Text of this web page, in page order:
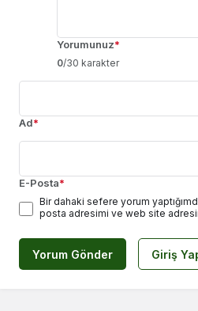
Yorumunuz*
0/30 karakter
Ad*
E-Posta*
Bir dahaki sefere yorum
posta adresimi ve web site
Yorum Gönder Giriş